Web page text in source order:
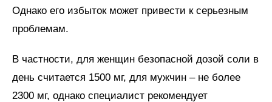
Однако его избыток может привести к серьезным
проблемам.
В частности, для женщин безопасной дозой соли в
день считается 1500 мг, для мужчин – не более
2300 мг, однако специалист рекомендует